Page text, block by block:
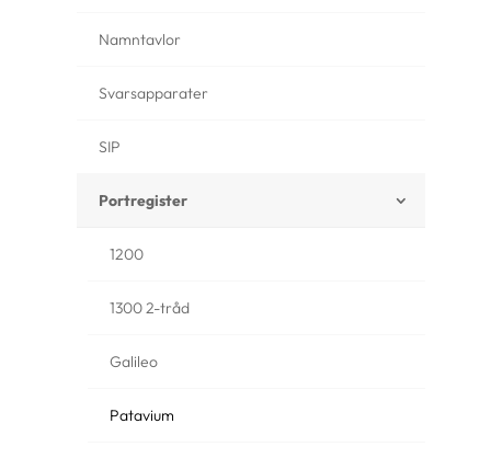
Namntavlor
Svarsapparater
SIP
Portregister
1200
1300 2-tråd
Galileo
Patavium